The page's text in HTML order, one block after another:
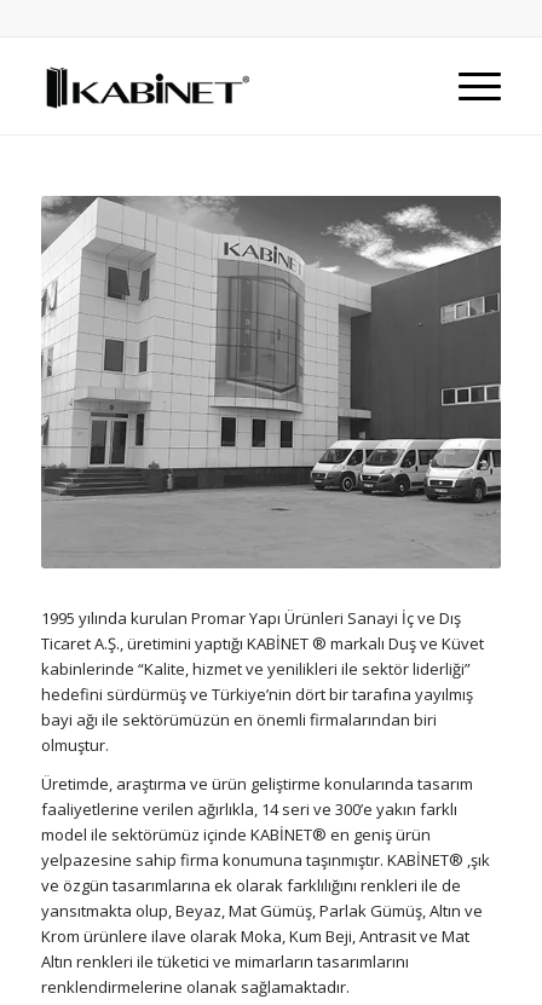
1995 yılında kurulan Promar Yapı Ürünleri Sanayi İç ve Dış
Ticaret A.Ş., üretimini yaptığı KABİNET ® markalı Duş ve Küvet
kabinlerinde “Kalite, hizmet ve yenilikleri ile sektör liderliği”
hedefini sürdürmüş ve Türkiye’nin dört bir tarafına yayılmış
bayi ağı ile sektörümüzün en önemli firmalarından biri
olmuştur.
Üretimde, araştırma ve ürün geliştirme konularında tasarım
faaliyetlerine verilen ağırlıkla, 14 seri ve 300’e yakın farklı
model ile sektörümüz içinde KABİNET® en geniş ürün
yelpazesine sahip firma konumuna taşınmıştır. KABİNET® ,şık
ve özgün tasarımlarına ek olarak farklılığını renkleri ile de
yansıtmakta olup, Beyaz, Mat Gümüş, Parlak Gümüş, Altın ve
Krom ürünlere ilave olarak Moka, Kum Beji, Antrasit ve Mat
Altın renkleri ile tüketici ve mimarların tasarımlarını
renklendirmelerine olanak sağlamaktadır.